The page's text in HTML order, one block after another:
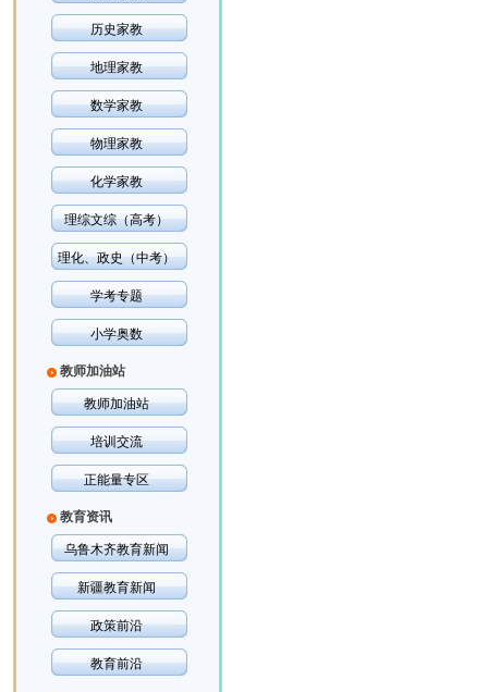
历史家教
地理家教
数学家教
物理家教
化学家教
理综文综（高考）
理化、政史（中考）
学考专题
小学奥数
教师加油站
教师加油站
培训交流
正能量专区
教育资讯
乌鲁木齐教育新闻
新疆教育新闻
政策前沿
教育前沿